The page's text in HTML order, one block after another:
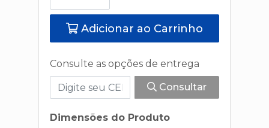
Adicionar ao Carrinho
Consulte as opções de entrega
Consultar
Dimensões do Produto